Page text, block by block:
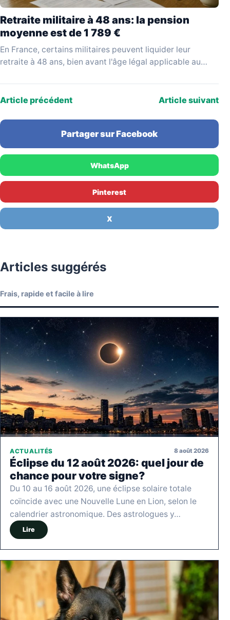
Retraite militaire à 48 ans: la pension
moyenne est de 1 789 €
En France, certains militaires peuvent liquider leur
retraite à 48 ans, bien avant l'âge légal applicable au
Article précédent Article suivant
Partager sur Facebook
WhatsApp
Pinterest
X
Articles suggérés
Frais, rapide et facile à lire
ACTUALITÉS 8 août 2026
Éclipse du 12 août 2026: quel jour de
chance pour votre signe?
Du 10 au 16 août 2026, une éclipse solaire totale
coïncide avec une Nouvelle Lune en Lion, selon le
calendrier astronomique. Des astrologues y…
Lire